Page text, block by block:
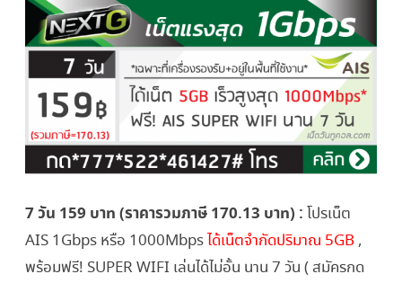
7 วัน 159 บาท (ราคารวมภาษี 170.13 บาท) : โปรเน็ต
AIS 1Gbps หรือ 1000Mbpsได้เน็ตจำกัดปริมาณ 5GB,
พร้อมฟรี! SUPER WIFI เล่นได้ไม่อั้น นาน 7 วัน ( สมัครกด